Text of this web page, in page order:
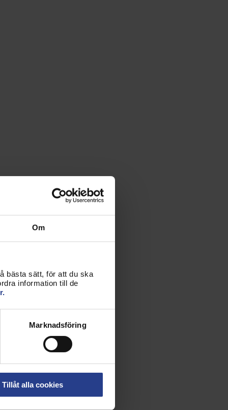
Om
bästa sätt, för att du ska
information till de
Marknadsföring
Tillåt alla cookies